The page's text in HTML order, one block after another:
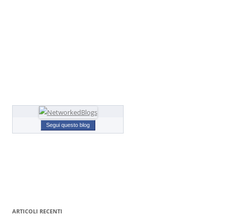
Segui questo blog
ARTICOLI RECENTI